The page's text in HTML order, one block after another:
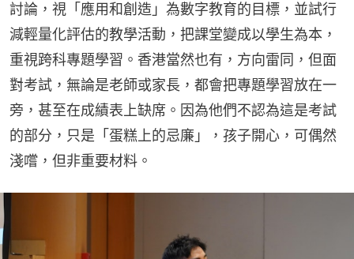
討論，視「應用和創造」為數字教育的目標，並試行
減輕量化評估的教學活動，把課堂變成以學生為本，
重視跨科專題學習。香港當然也有，方向雷同，但面
對考試，無論是老師或家長，都會把專題學習放在一
旁，甚至在成績表上缺席。因為他們不認為這是考試
的部分，只是「蛋糕上的忌廉」，孩子開心，可偶然
淺嚐，但非重要材料。